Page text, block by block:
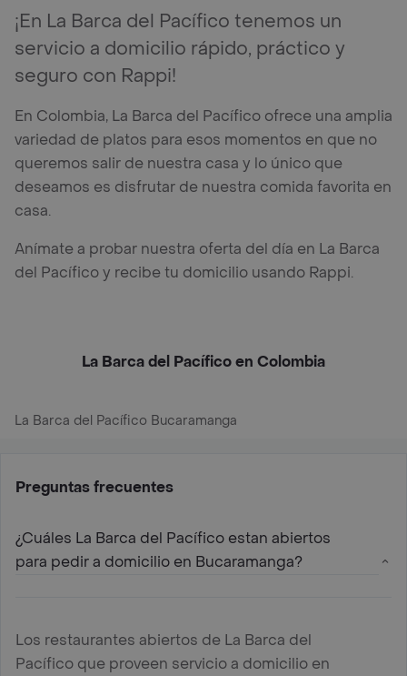
¡En La Barca del Pacífico tenemos un
servicio a domicilio rápido, práctico y
seguro con Rappi!
En Colombia, La Barca del Pacífico ofrece una amplia
variedad de platos para esos momentos en que no
queremos salir de nuestra casa y lo único que
deseamos es disfrutar de nuestra comida favorita en
casa.
Anímate a probar nuestra oferta del día en La Barca
del Pacífico y recibe tu domicilio usando Rappi.
La Barca del Pacífico en Colombia
La Barca del Pacífico Bucaramanga
Preguntas frecuentes
¿Cuáles La Barca del Pacífico estan abiertos
para pedir a domicilio en Bucaramanga?
Los restaurantes abiertos de La Barca del
Pacífico que proveen servicio a domicilio en